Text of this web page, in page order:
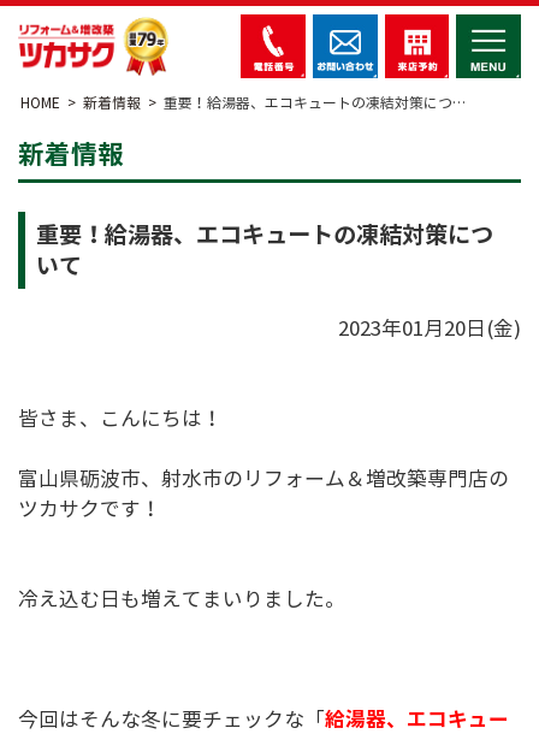
HOME 新着情報 重要！給湯器、エコキュートの凍結対策につ…
新着情報
重要！給湯器、エコキュートの凍結対策につ
いて
2023年01月20日(金)
皆さま、こんにちは！
富山県砺波市、射水市のリフォーム＆増改築専門店の
ツカサクです！
冷え込む日も増えてまいりました。
今回はそんな冬に要チェックな「給湯器、エコキュー